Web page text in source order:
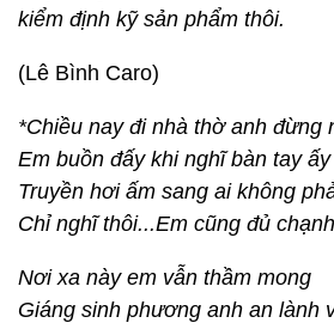
kiểm định kỹ sản phẩm thôi.
(Lê Bình Caro)
*Chiều nay đi nhà thờ anh đừng
Em buồn đấy khi nghĩ bàn tay ấy
Truyền hơi ấm sang ai không
Chỉ nghĩ thôi...Em cũng đủ
Nơi xa này em vẫn thầm mong
Giáng sinh phương anh an lành